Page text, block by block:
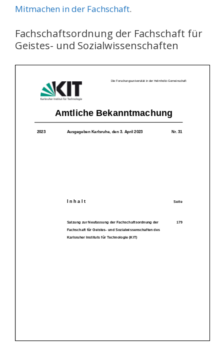
Mitmachen in der Fachschaft.
Fachschaftsordnung der Fachschaft für
Geistes- und Sozialwissenschaften